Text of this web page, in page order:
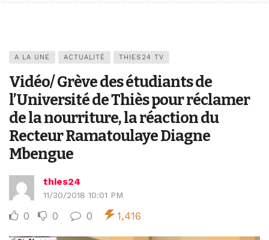
A LA UNE ACTUALITÉ THIES24 TV
Vidéo/ Grève des étudiants de
l’Université de Thiès pour réclamer
de la nourriture, la réaction du
Recteur Ramatoulaye Diagne
Mbengue
thies24
11/30/2018 10:01 PM
0 0 0 1,416